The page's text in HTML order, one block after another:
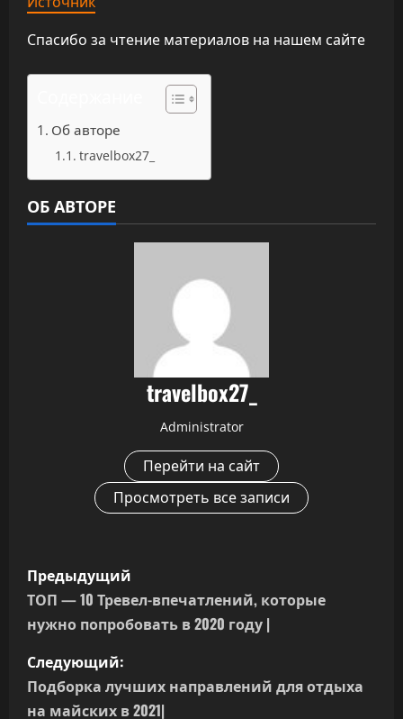
Спасибо за чтение материалов на нашем сайте
Об авторе
travelbox27_
ОБ АВТОРЕ
travelbox27_
Administrator
Перейти на сайт
Просмотреть все записи
Н
а
в
и
Предыдущий
ТОП — 10 Тревел-впечатлений, которые
нужно попробовать в 2020 году |
Следующий:
Подборка лучших направлений для отдыха
на майских в 2021|